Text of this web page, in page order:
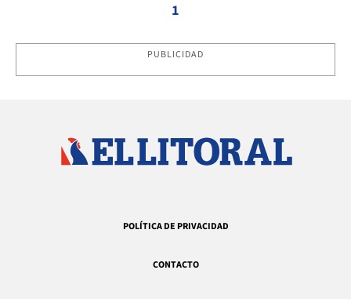
1
PUBLICIDAD
POLÍTICA DE PRIVACIDAD
CONTACTO